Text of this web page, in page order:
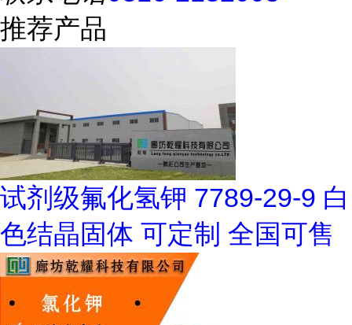
推荐产品
试剂级氟化氢钾 7789-29-9 白
色结晶固体 可定制 全国可售